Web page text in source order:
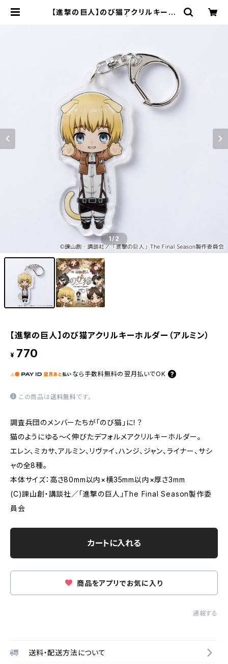
【進撃の巨人】のび猫アクリルキーホ
1/2
【進撃の巨人】のび猫アクリルキーホルダー（アルミン）
¥ 770
なら 手数料無料の 翌月払いでOK
この商品は送料無料です。
調査兵団のメンバーたちが「のび猫」に！？
猫のようにゆる〜く伸びたデフォルメアクリルキーホルダー。
エレン、ミカサ、アルミン、リヴァイ、ハンジ、ジャン、ライナー、サシ
ャの全8種。
本体サイズ：高さ80mm以内×横35mm以内×厚さ3mm
(C)諫山創・講談社／「進撃の巨人」The Final Season製作委
員会
カートに入れる
商品をアプリでお気に入り
通報する
送料・配送方法について